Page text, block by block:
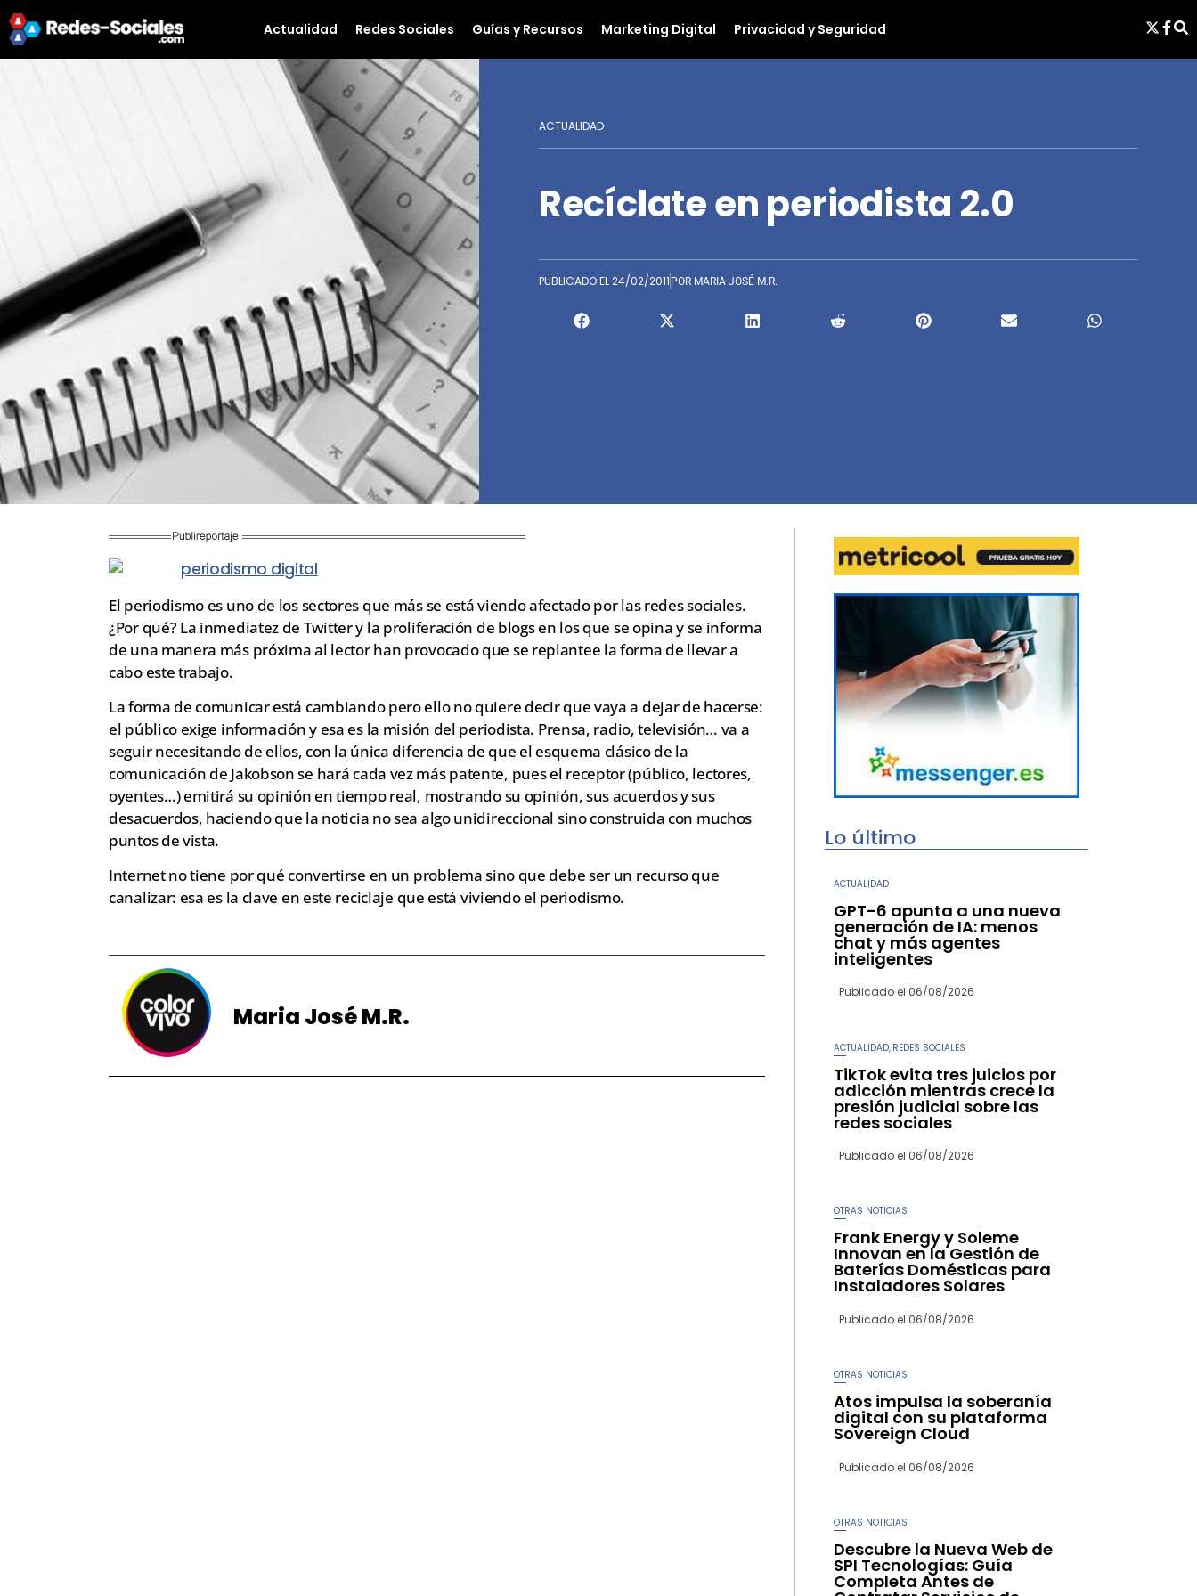
Actualidad Redes Sociales Guías y Recursos Marketing Digital Privacidad y Seguridad
ACTUALIDAD
Recíclate en periodista 2.0
PUBLICADO EL24/02/2011 POR MARIA JOSÉ M.R.
El periodismo es uno de los sectores que más se está viendo afectado por las redes sociales.
¿Por qué? La inmediatez de Twitter y la proliferación de blogs en los que se opina y se informa
de una manera más próxima al lector han provocado que se replantee la forma de llevar a
cabo este trabajo.
La forma de comunicar está cambiando pero ello no quiere decir que vaya a dejar de hacerse:
el público exige información y esa es la misión del periodista. Prensa, radio, televisión… va a
seguir necesitando de ellos, con la única diferencia de que el esquema clásico de la
comunicación de Jakobson se hará cada vez más patente, pues el receptor (público, lectores,
oyentes…) emitirá su opinión en tiempo real, mostrando su opinión, sus acuerdos y sus
desacuerdos, haciendo que la noticia no sea algo unidireccional sino construida con muchos
puntos de vista.
Internet no tiene por qué convertirse en un problema sino que debe ser un recurso que
canalizar: esa es la clave en este reciclaje que está viviendo el periodismo.
Maria José M.R.
Lo último
ACTUALIDAD
GPT-6 apunta a una nueva
generación de IA: menos
chat y más agentes
inteligentes
Publicado el 06/08/2026
ACTUALIDAD REDES SOCIALES
TikTok evita tres juicios por
adicción mientras crece la
presión judicial sobre las
redes sociales
Publicado el 06/08/2026
OTRAS NOTICIAS
Frank Energy y Soleme
Innovan en la Gestión de
Baterías Domésticas para
Instaladores Solares
Publicado el 06/08/2026
OTRAS NOTICIAS
Atos impulsa la soberanía
digital con su plataforma
Sovereign Cloud
Publicado el 06/08/2026
OTRAS NOTICIAS
Descubre la Nueva Web de
SPI Tecnologías: Guía
Completa Antes de